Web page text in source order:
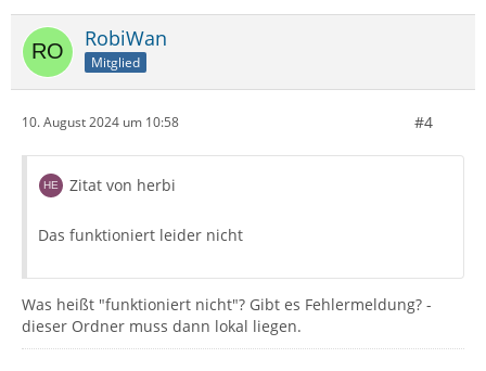
RobiWan
Mitglied
10. August 2024 um 10:58 #4
Zitat von herbi
Das funktioniert leider nicht
Was heißt "funktioniert nicht"? Gibt es Fehlermeldung? -
dieser Ordner muss dann lokal liegen.